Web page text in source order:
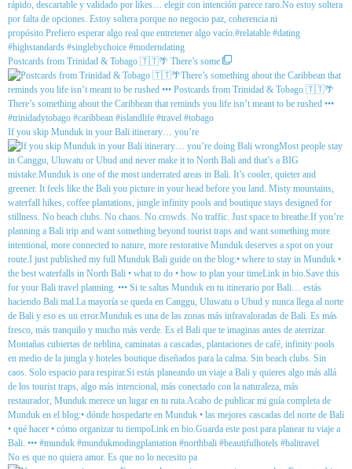
Postcards from Trinidad & Tobago 🇹🇹🌴 There’s some
If you skip Munduk in your Bali itinerary… you’re
No es que no quiera amor. Es que no lo necesito pa